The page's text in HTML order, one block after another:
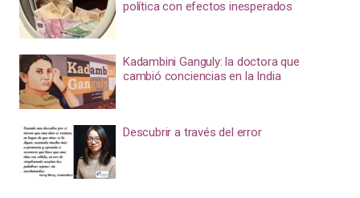
política con efectos inesperados
Kadambini Ganguly: la doctora que
cambió conciencias en la India
Descubrir a través del error